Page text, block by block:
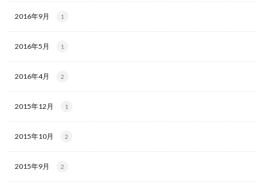
2016年9月 1
2016年5月 1
2016年4月 2
2015年12月 1
2015年10月 2
2015年9月 2